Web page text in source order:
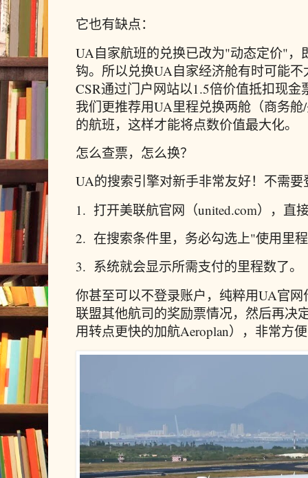
它也有缺点：
UA自家航班的兑换已改为"动态定价"，
钩。所以兑换UA自家经济舱有时可能不
CSR通过门户网站以1.5倍价值抵扣现
我们更推荐用UA里程兑换两舱（商务
的航班，这样才能将点数价值最大化。
怎么查票，怎么换？
UA的搜索引擎对新手非常友好！不需
1. 打开美联航官网（united.com），直
2. 在搜索条件里，务必勾选上"使用里
3. 系统就会显示所需支付的里程数了。
你甚至可以不登录账户，纯粹用UA官
联盟其他航司的奖励票情况，然后再决
用转点更快的加航Aeroplan），非常方